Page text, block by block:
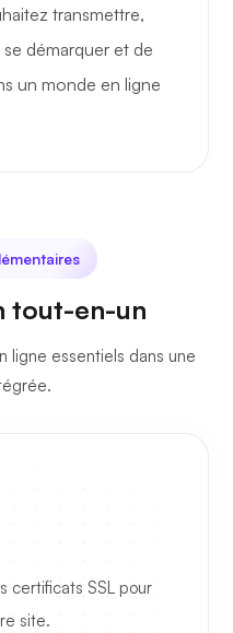
transmettre,
démarquer et de
un monde en ligne
tout-en-un
ligne essentiels dans une
certificats SSL pour
site.